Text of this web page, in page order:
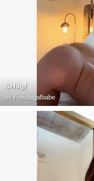
SH9gf
от Floridagalbabe